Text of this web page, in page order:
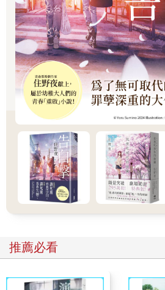
上。 在接下來數不清的日與夜裡，
音，和每日閘門啟動發出的喀嚓聲和風
聲響。
有時她覺得時間似乎永無止境，而
下來等待兩個桶子再度推出來。對她來
弱希望，儘管桶子裡都是些食之無味的
爛的蔬菜和一些肉。每天的菜色都一樣
煮這道永遠盛不完的雜燴，就在外面光
穿越的牆的另一邊。
她認為到了某個時間點自己就會習
會越來越清晰。然而事實卻不是如此。
黑到她好似失明，唯有思想能為她的存
不容易。
最偏僻的角落，那個人類日常活動中大
過往的記憶一點一滴湧現，曾經短暫
語，當然還有對孤獨、渴望、失去和努
推薦必看